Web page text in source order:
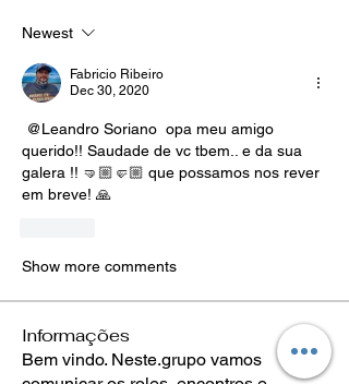
Newest
Fabricio Ribeiro
Dec 30, 2020
@Leandro Soriano opa meu amigo
querido!! Saudade de vc tbem.. e da sua
galera !! 🤜🏼🤛🏼 que possamos nos rever
em breve! 🙏
Show more comments
Informações
Bem vindo. Neste.grupo vamos